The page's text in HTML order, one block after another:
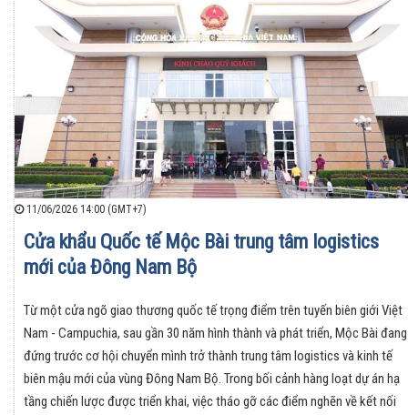
11/06/2026 14:00 (GMT+7)
Cửa khẩu Quốc tế Mộc Bài trung tâm logistics
mới của Đông Nam Bộ
Từ một cửa ngõ giao thương quốc tế trọng điểm trên tuyến biên giới Việt
Nam - Campuchia, sau gần 30 năm hình thành và phát triển, Mộc Bài đang
đứng trước cơ hội chuyển mình trở thành trung tâm logistics và kinh tế
biên mậu mới của vùng Đông Nam Bộ. Trong bối cảnh hàng loạt dự án hạ
tầng chiến lược được triển khai, việc tháo gỡ các điểm nghẽn về kết nối